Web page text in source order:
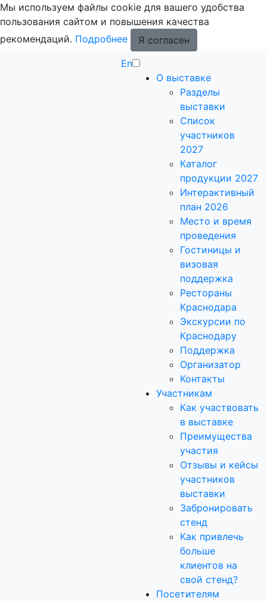
Мы используем файлы cookie для вашего удобства
пользования сайтом и повышения качества
рекомендаций. Подробнее
Я согласен
En
О выставке
Разделы
выставки
Список
участников
2027
Каталог
продукции 2027
Интерактивный
план 2026
Место и время
проведения
Гостиницы и
визовая
поддержка
Рестораны
Краснодара
Экскурсии по
Краснодару
Поддержка
Организатор
Контакты
Участникам
Как участвовать
в выставке
Преимущества
участия
Отзывы и кейсы
участников
выставки
Забронировать
стенд
Как привлечь
больше
клиентов на
свой стенд?
Посетителям